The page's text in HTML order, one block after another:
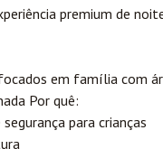
premium de
em família com
Por quê:
para crianças